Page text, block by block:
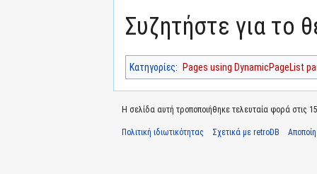
Συζητήστε για το
Κατηγορίες: Pages using DynamicPageList
Η σελίδα αυτή τροποποιήθηκε τελευταία φορά στις
Πολιτική ιδιωτικότητας Σχετικά με retroDB